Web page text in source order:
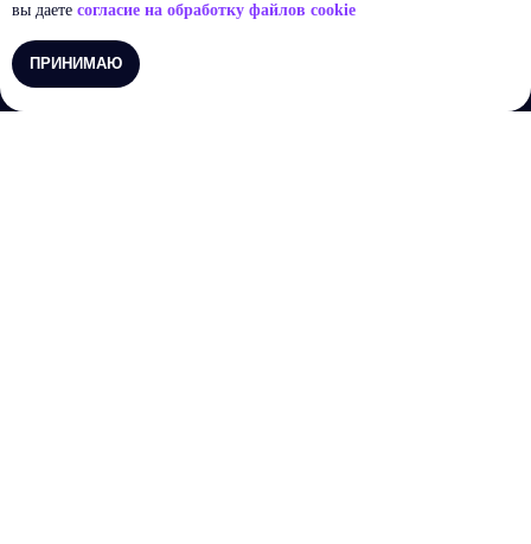
вы даете согласие на обработку файлов cookie
ПРИНИМАЮ